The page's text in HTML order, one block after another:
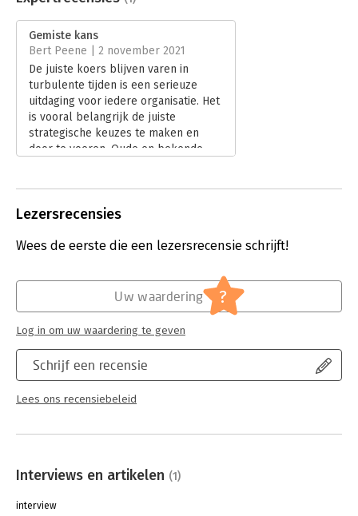
Uitgever:
Verschijningsdatum:
24-3-2025
Hoofdrubriek: Personeelsmanagement
Gemiste kans
Bert Peene | 2 november 2021
De juiste koers blijven varen in
turbulente tijden is een serieuze
uitdaging voor iedere organisatie. Het
is vooral belangrijk de juiste
strategische keuzes te maken en
door te voeren. Oude en bekende
Lezersrecensies
Wees de eerste die een lezersrecensie schrijft!
Schrijf een recensie
Lees ons recensiebeleid
Uw waardering ?
Log in om uw waardering te geven
Interviews en artikelen (1)
interview